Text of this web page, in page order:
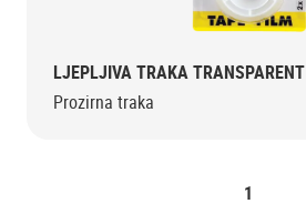
LJEPLJIVA TRAKA TRANSPARENT
Prozirna traka
1